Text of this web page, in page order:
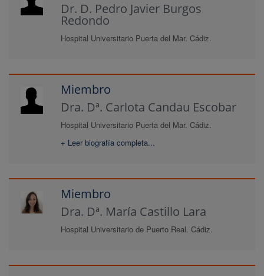
Dr. D. Pedro Javier Burgos
Redondo
Hospital Universitario Puerta del Mar. Cádiz.
Miembro
Dra. Dª. Carlota Candau Escobar
Hospital Universitario Puerta del Mar. Cádiz.
+ Leer biografía completa...
Miembro
Dra. Dª. María Castillo Lara
Hospital Universitario de Puerto Real. Cádiz.